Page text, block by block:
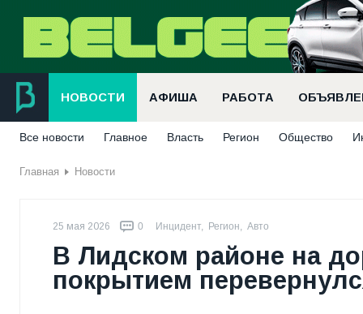
НОВОСТИ АФИША РАБОТА
Все новости Главное Власть Регион Общество
Главная Новости
25 мая 2026 0 Инцидент, Регион, Авто
В Лидском районе на
покрытием